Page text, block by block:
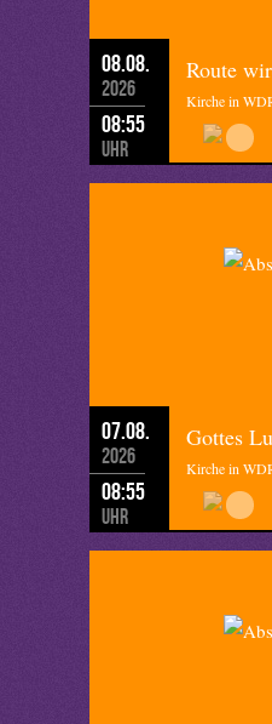
08.08.
2026
08:55
Uhr
Route
Kirche in
07.08.
2026
08:55
Uhr
Gottes
Kirche in